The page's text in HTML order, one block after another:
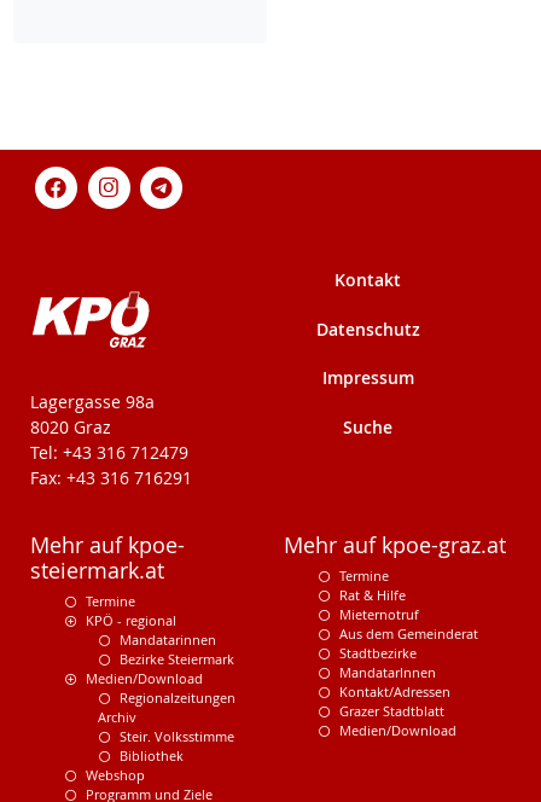
KPÖ-Steiermark
Lagergasse 98a
8020 Graz
Tel: +43 316 712479
Fax: +43 316 716291
Kontakt
Datenschutz
Impressum
Suche
Mehr auf kpoe-
steiermark.at
Termine
KPÖ - regional
Mandatarinnen
Bezirke Steiermark
Medien/Download
Regionalzeitungen
Archiv
Steir. Volksstimme
Bibliothek
Webshop
Programm und Ziele
Mehr auf kpoe-graz.at
Termine
Rat & Hilfe
Mieternotruf
Aus dem Gemeinderat
Stadtbezirke
MandatarInnen
Kontakt/Adressen
Grazer Stadtblatt
Medien/Download